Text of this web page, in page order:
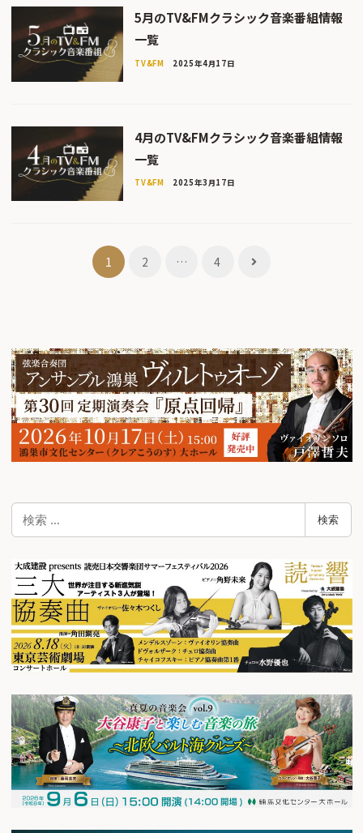
5月のTV&FMクラシック音楽番組情報
一覧
TV&FM 2025年4月17日
4月のTV&FMクラシック音楽番組情報
一覧
TV&FM 2025年3月17日
ゲ
ー
シ
ョ
ン
1 2 … 4
検
検索